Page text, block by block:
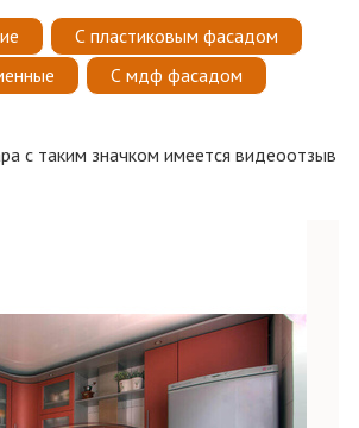
С пластиковым фасадом
С мдф фасадом
с таким значком имеется видеоотзыв